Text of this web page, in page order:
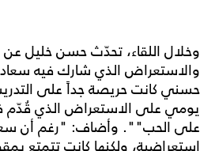
وخلال اللقاء، تحدّث حسن خليل عن
والاستعراض الذي شارك فيه
حسني كانت حريصة جداً على
يومي على الاستعراض الذي قُدّم
على الحب"". وأضاف: "رغم أن
استعراضية، ولكنها كانت تتمتع